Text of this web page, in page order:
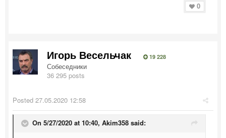
0
Игорь Весельчак 19 228
Собеседники
36 295 posts
Posted 27.05.2020 12:58
On 5/27/2020 at 10:40, Akim358 said: